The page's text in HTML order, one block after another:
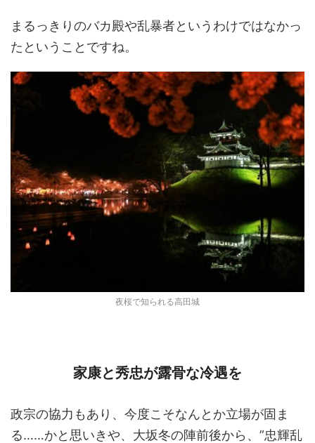
まるっきりのバカ殿や乱暴者というわけではなかっ
たということですね。
夜桜で知られる高田城
家康と秀忠が露骨な冷遇を
政宗の協力もあり、今度こそなんとか立場が固ま
る……かと思いきや、大坂冬の陣前後から、”忠輝乱